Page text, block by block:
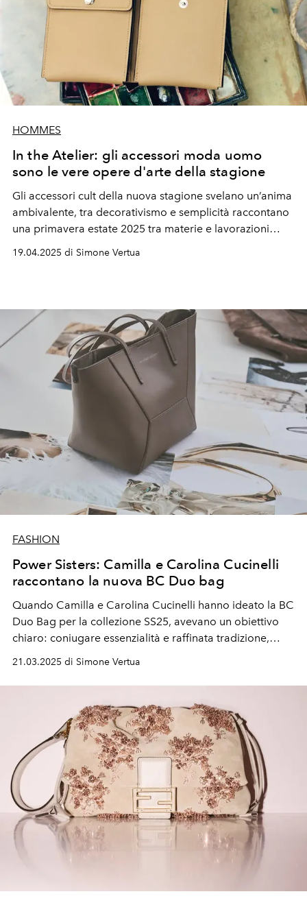
HOMMES
In the Atelier: gli accessori moda uomo
sono le vere opere d'arte della stagione
Gli accessori cult della nuova stagione svelano un’anima
ambivalente, tra decorativismo e semplicità raccontano
una primavera estate 2025 tra materie e lavorazioni
preziose. Prendendo vita nell'atelier dell'artista Enea
19.04.2025 di Simone Vertua
FASHION
Power Sisters: Camilla e Carolina Cucinelli
raccontano la nuova BC Duo bag
Quando Camilla e Carolina Cucinelli hanno ideato la BC
Duo Bag per la collezione SS25, avevano un obiettivo
chiaro: coniugare essenzialità e raffinata tradizione,
riflettendo la filosofia della famiglia. Presentata durante
Brunello Cucinelli ha celebrato il lancio insieme alla
stampa, ai content creator e agli amici della famiglia.
21.03.2025 di Simone Vertua